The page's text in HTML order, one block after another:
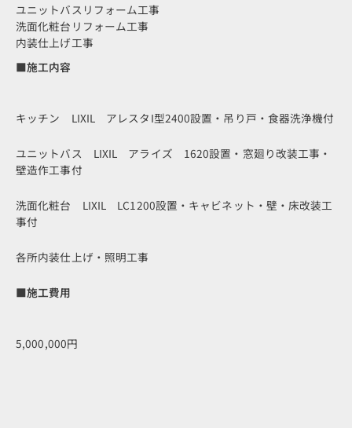
ユニットバスリフォーム工事
洗面化粧台リフォーム工事
内装仕上げ工事
■施工内容
キッチン LIXIL アレスタI型2400設置・吊り戸・食器洗浄機付
ユニットバス LIXIL アライズ 1620設置・窓廻り改装工事・
壁造作工事付
洗面化粧台 LIXIL LC1200設置・キャビネット・壁・床改装工
事付
各所内装仕上げ・照明工事
■施工費用
5,000,000円